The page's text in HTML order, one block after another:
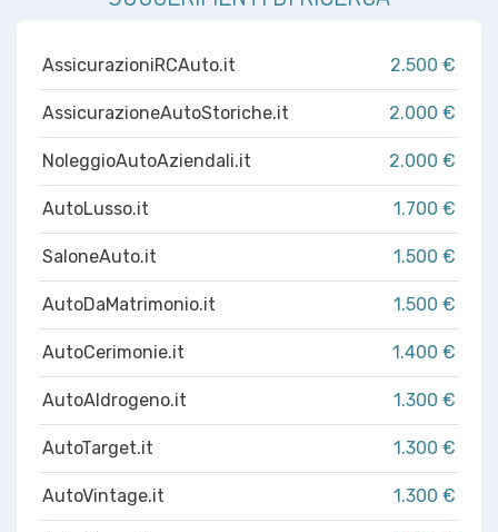
AssicurazioniRCAuto.it 2.500 €
AssicurazioneAutoStoriche.it 2.000 €
NoleggioAutoAziendali.it 2.000 €
AutoLusso.it 1.700 €
SaloneAuto.it 1.500 €
AutoDaMatrimonio.it 1.500 €
AutoCerimonie.it 1.400 €
AutoAIdrogeno.it 1.300 €
AutoTarget.it 1.300 €
AutoVintage.it 1.300 €